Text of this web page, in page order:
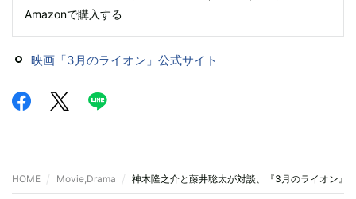
Amazonで購入する
映画「3月のライオン」公式サイト
HOME Movie,Drama 神木隆之介と藤井聡太が対談、『3月のライオン』